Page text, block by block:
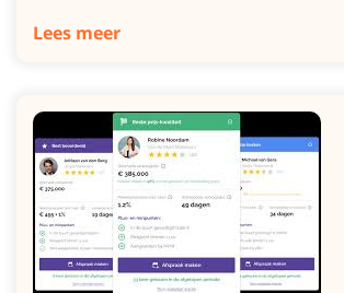
Lees meer